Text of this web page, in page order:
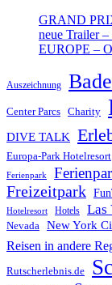
GRAND
neue Trailer
EUROPE –
Auszeichnung
Center Parcs Charity
DIVE TALK
Europa-Park Hotelresort
Ferienpark
Freizeitpark
Hotelresort Hotels Las
Nevada New York
Reisen in andere
Rutscherlebnis.de